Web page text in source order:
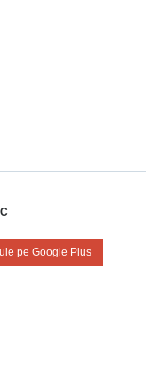
pe Google Plus